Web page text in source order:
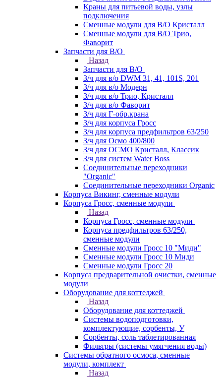
Краны для питьевой воды, узлы
подключения
Сменные модули для В/О Кристалл
Сменные модули для В/О Трио,
Фаворит
Запчасти для В/О
Назад
Запчасти для В/О
З/ч для в/о DWM 31, 41, 101S, 201
З/ч для в/о Модерн
З/ч для в/о Трио, Кристалл
З/ч для в/о Фаворит
З/ч для Г-обр.крана
З/ч для корпуса Гросс
З/ч для корпуса предфильтров 63/250
З/ч для Осмо 400/800
З/ч для ОСМО Кристалл, Классик
З/ч для систем Water Boss
Соединительные переходники
"Organic"
Соединительные переходники Organic
Корпуса Викинг, сменные модули
Корпуса Гросс, сменные модули
Назад
Корпуса Гросс, сменные модули
Корпуса предфильтров 63/250,
сменные модули
Сменные модули Гросс 10 "Миди"
Сменные модули Гросс 10 Миди
Сменные модули Гросс 20
Корпуса предварительной очистки, сменные
модули
Оборудование для коттеджей
Назад
Оборудование для коттеджей
Системы водоподготовки,
комплектующие, сорбенты, У
Сорбенты, соль таблетированная
Фильтры (системы умягчения воды)
Системы обратного осмоса, сменные
модули, комплект
Назад